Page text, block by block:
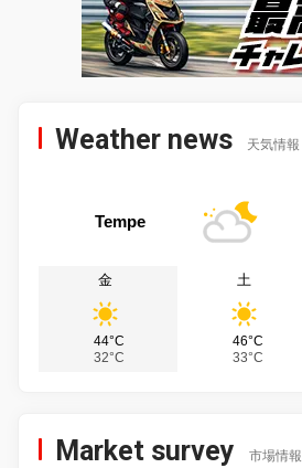
Weather news 天気情報
Tempe
金
44°C
32°C
土
46°C
33°C
Market survey 市場情報